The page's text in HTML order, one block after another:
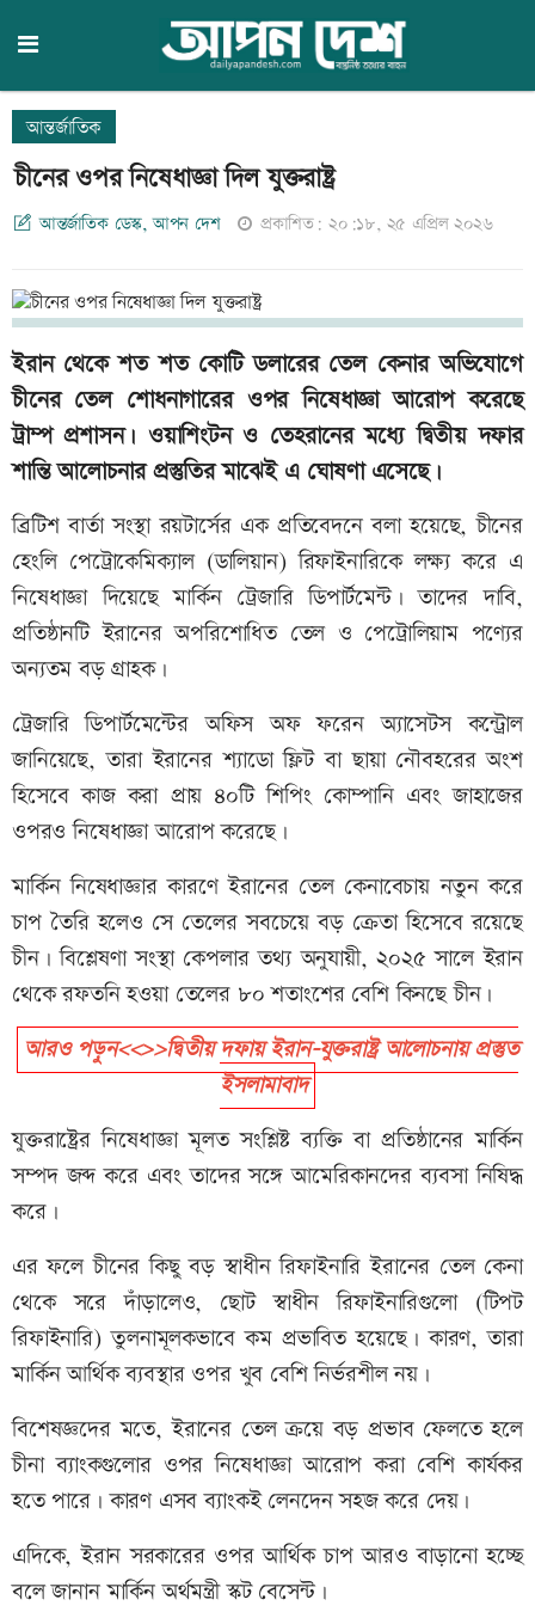
আন্তর্জাতিক
চীনের ওপর নিষেধাজ্ঞা দিল যুক্তরাষ্ট্র
আন্তর্জাতিক ডেস্ক, আপন দেশ প্রকাশিত: ২০:১৮, ২৫ এপ্রিল ২০২৬
ইরান থেকে শত শত কোটি ডলারের তেল কেনার অভিযোগে
চীনের তেল শোধনাগারের ওপর নিষেধাজ্ঞা আরোপ করেছে
ট্রাম্প প্রশাসন। ওয়াশিংটন ও তেহরানের মধ্যে দ্বিতীয় দফার
শান্তি আলোচনার প্রস্তুতির মাঝেই এ ঘোষণা এসেছে।
ব্রিটিশ বার্তা সংস্থা রয়টার্সের এক প্রতিবেদনে বলা হয়েছে, চীনের
হেংলি পেট্রোকেমিক্যাল (ডালিয়ান) রিফাইনারিকে লক্ষ্য করে এ
নিষেধাজ্ঞা দিয়েছে মার্কিন ট্রেজারি ডিপার্টমেন্ট। তাদের দাবি,
প্রতিষ্ঠানটি ইরানের অপরিশোধিত তেল ও পেট্রোলিয়াম পণ্যের
অন্যতম বড় গ্রাহক।
ট্রেজারি ডিপার্টমেন্টের অফিস অফ ফরেন অ্যাসেটস কন্ট্রোল
জানিয়েছে, তারা ইরানের শ্যাডো ফ্লিট বা ছায়া নৌবহরের অংশ
হিসেবে কাজ করা প্রায় ৪০টি শিপিং কোম্পানি এবং জাহাজের
ওপরও নিষেধাজ্ঞা আরোপ করেছে।
মার্কিন নিষেধাজ্ঞার কারণে ইরানের তেল কেনাবেচায় নতুন করে
চাপ তৈরি হলেও সে তেলের সবচেয়ে বড় ক্রেতা হিসেবে রয়েছে
চীন। বিশ্লেষণা সংস্থা কেপলার তথ্য অনুযায়ী, ২০২৫ সালে ইরান
থেকে রফতনি হওয়া তেলের ৮০ শতাংশের বেশি কিনছে চীন।
আরও পড়ুন<<>>দ্বিতীয় দফায় ইরান-যুক্তরাষ্ট্র আলোচনায় প্রস্তুত
ইসলামাবাদ
যুক্তরাষ্ট্রের নিষেধাজ্ঞা মূলত সংশ্লিষ্ট ব্যক্তি বা প্রতিষ্ঠানের মার্কিন
সম্পদ জব্দ করে এবং তাদের সঙ্গে আমেরিকানদের ব্যবসা নিষিদ্ধ
করে।
এর ফলে চীনের কিছু বড় স্বাধীন রিফাইনারি ইরানের তেল কেনা
থেকে সরে দাঁড়ালেও, ছোট স্বাধীন রিফাইনারিগুলো (টিপট
রিফাইনারি) তুলনামূলকভাবে কম প্রভাবিত হয়েছে। কারণ, তারা
মার্কিন আর্থিক ব্যবস্থার ওপর খুব বেশি নির্ভরশীল নয়।
বিশেষজ্ঞদের মতে, ইরানের তেল ক্রয়ে বড় প্রভাব ফেলতে হলে
চীনা ব্যাংকগুলোর ওপর নিষেধাজ্ঞা আরোপ করা বেশি কার্যকর
হতে পারে। কারণ এসব ব্যাংকই লেনদেন সহজ করে দেয়।
এদিকে, ইরান সরকারের ওপর আর্থিক চাপ আরও বাড়ানো হচ্ছে
বলে জানান মার্কিন অর্থমন্ত্রী স্কট বেসেন্ট।